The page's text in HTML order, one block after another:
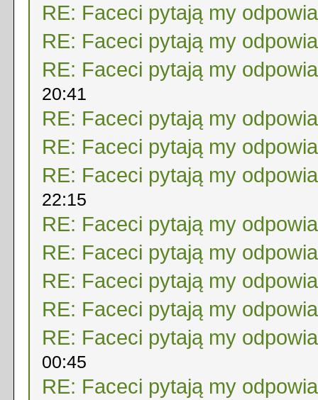
RE: Faceci pytają my
RE: Faceci pytają my
RE: Faceci pytają my
20:41
RE: Faceci pytają my
RE: Faceci pytają my
RE: Faceci pytają my
22:15
RE: Faceci pytają my
RE: Faceci pytają my
RE: Faceci pytają my
RE: Faceci pytają my
RE: Faceci pytają my
00:45
RE: Faceci pytają my